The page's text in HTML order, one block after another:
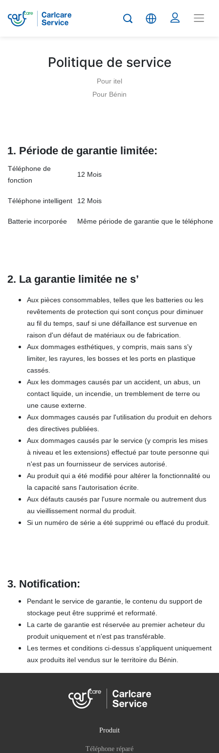
Politique de service
Pour itel
Pour Bénin
1. Période de garantie limitée:
Téléphone de
fonction
12 Mois
Téléphone intelligent 12 Mois
Batterie incorporée Même période de garantie que le téléphone
2. La garantie limitée ne s’
Aux pièces consommables, telles que les batteries ou les
revêtements de protection qui sont conçus pour diminuer
au fil du temps, sauf si une défaillance est survenue en
raison d'un défaut de matériaux ou de fabrication.
Aux dommages esthétiques, y compris, mais sans s'y
limiter, les rayures, les bosses et les ports en plastique
cassés.
Aux les dommages causés par un accident, un abus, un
contact liquide, un incendie, un tremblement de terre ou
une cause externe.
Aux dommages causés par l'utilisation du produit en dehors
des directives publiées.
Aux dommages causés par le service (y compris les mises
à niveau et les extensions) effectué par toute personne qui
n'est pas un fournisseur de services autorisé.
Au produit qui a été modifié pour altérer la fonctionnalité ou
la capacité sans l'autorisation écrite.
Aux défauts causés par l'usure normale ou autrement dus
au vieillissement normal du produit.
Si un numéro de série a été supprimé ou effacé du produit.
3. Notification:
Pendant le service de garantie, le contenu du support de
stockage peut être supprimé et reformaté.
La carte de garantie est réservée au premier acheteur du
produit uniquement et n'est pas transférable.
Les termes et conditions ci-dessus s'appliquent uniquement
aux produits itel vendus sur le territoire du Bénin.
Produit
Téléphone réparé